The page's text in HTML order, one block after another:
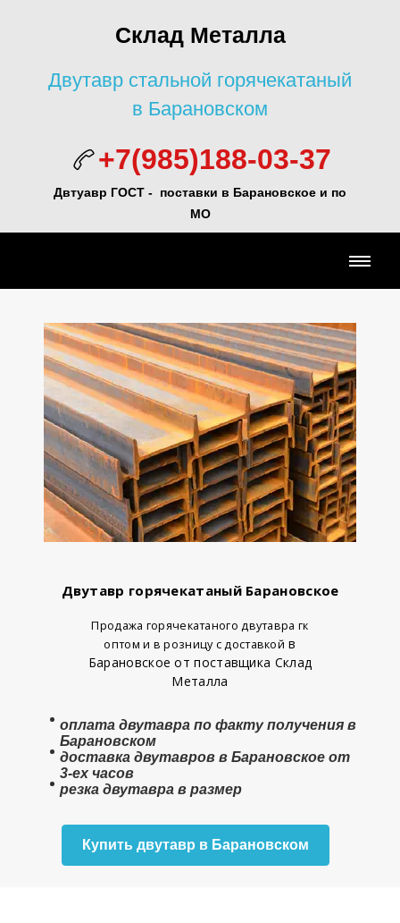
Склад Металла
Двутавр стальной горячекатаный
в Барановском
+7(985)188-03-37
Двтуавр ГОСТ - поставки в Барановское и по
МО
Двутавр горячекатаный Барановское
Продажа горячекатаного двутавра гк
оптом и в розницу с доставкой в
Барановское от поставщика Склад
Металла
оплата двутавра по факту получения в
Барановском
доставка двутавров в Барановское от
3-ех часов
резка двутавра в размер
Купить двутавр в Барановском